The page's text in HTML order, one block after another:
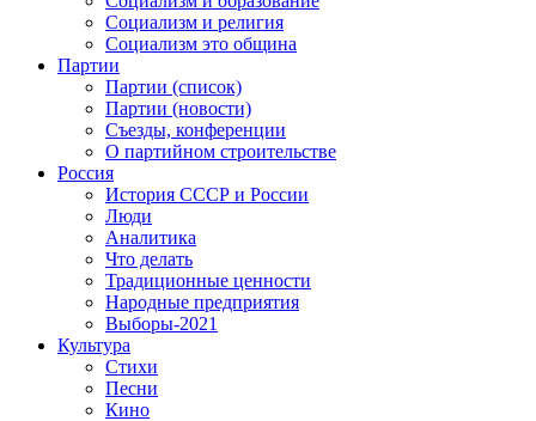
Социализм и религия
Социализм это община
Партии
Партии (список)
Партии (новости)
Съезды, конференции
О партийном строительстве
Россия
История СССР и России
Люди
Аналитика
Что делать
Традиционные ценности
Народные предприятия
Выборы-2021
Культура
Стихи
Песни
Кино